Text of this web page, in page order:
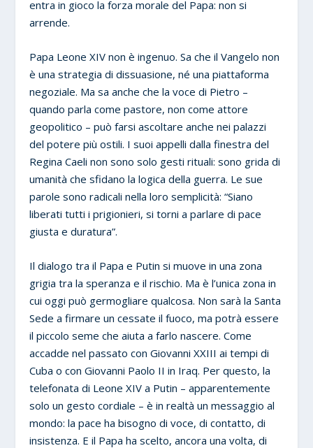
entra in gioco la forza morale del Papa: non si
arrende.
Papa Leone XIV non è ingenuo. Sa che il Vangelo non
è una strategia di dissuasione, né una piattaforma
negoziale. Ma sa anche che la voce di Pietro –
quando parla come pastore, non come attore
geopolitico – può farsi ascoltare anche nei palazzi
del potere più ostili. I suoi appelli dalla finestra del
Regina Caeli non sono solo gesti rituali: sono grida di
umanità che sfidano la logica della guerra. Le sue
parole sono radicali nella loro semplicità: “Siano
liberati tutti i prigionieri, si torni a parlare di pace
giusta e duratura”.
Il dialogo tra il Papa e Putin si muove in una zona
grigia tra la speranza e il rischio. Ma è l’unica zona in
cui oggi può germogliare qualcosa. Non sarà la Santa
Sede a firmare un cessate il fuoco, ma potrà essere
il piccolo seme che aiuta a farlo nascere. Come
accadde nel passato con Giovanni XXIII ai tempi di
Cuba o con Giovanni Paolo II in Iraq. Per questo, la
telefonata di Leone XIV a Putin – apparentemente
solo un gesto cordiale – è in realtà un messaggio al
mondo: la pace ha bisogno di voce, di contatto, di
insistenza. E il Papa ha scelto, ancora una volta, di